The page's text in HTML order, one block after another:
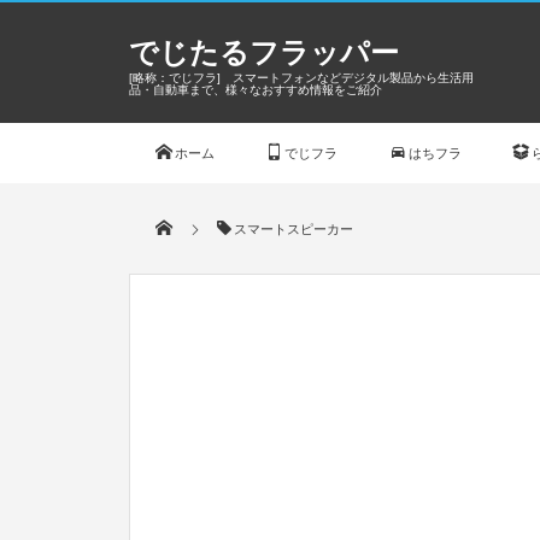
でじたるフラッパー
[略称：でじフラ] スマートフォンなどデジタル製品から生活用
品・自動車まで、様々なおすすめ情報をご紹介
ホーム でじフラ はちフラ
スマートスピーカー